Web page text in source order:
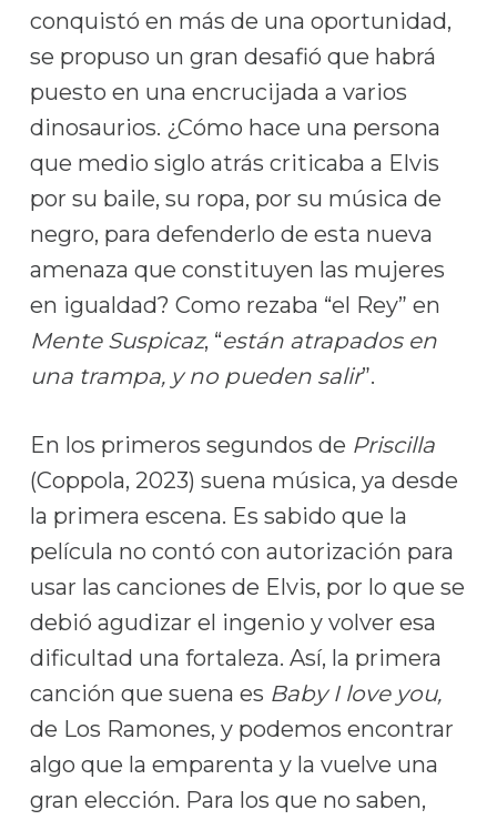
conquistó en más de una oportunidad,
se propuso un gran desafió que habrá
puesto en una encrucijada a varios
dinosaurios. ¿Cómo hace una persona
que medio siglo atrás criticaba a Elvis
por su baile, su ropa, por su música de
negro, para defenderlo de esta nueva
amenaza que constituyen las mujeres
en igualdad? Como rezaba “el Rey” en
Mente Suspicaz, “están atrapados en
una trampa, y no pueden salir”.
En los primeros segundos de Priscilla
(Coppola, 2023) suena música, ya desde
la primera escena. Es sabido que la
película no contó con autorización para
usar las canciones de Elvis, por lo que se
debió agudizar el ingenio y volver esa
dificultad una fortaleza. Así, la primera
canción que suena es Baby I love you,
de Los Ramones, y podemos encontrar
algo que la emparenta y la vuelve una
gran elección. Para los que no saben,